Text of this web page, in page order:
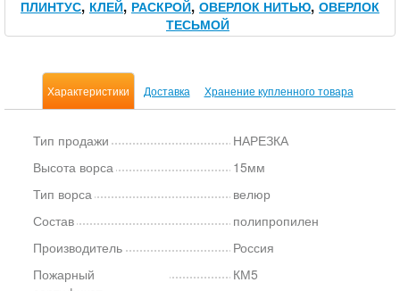
ПЛИНТУС КЛЕЙ РАСКРОЙ ОВЕРЛОК НИТЬЮ ОВЕРЛОК
ТЕСЬМОЙ
Характеристики Доставка Хранение купленного товара
Тип продажи
НАРЕЗКА
Высота ворса
15мм
Тип ворса
велюр
Состав
полипропилен
Производитель
Россия
Пожарный
КМ5